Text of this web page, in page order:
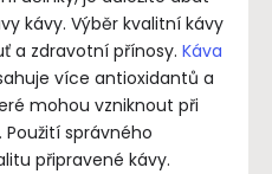
kávy. Výběr kvalitní kávy
a zdravotní přínosy. Káva
více antioxidantů a
mohou vzniknout při
správného
připravené kávy.